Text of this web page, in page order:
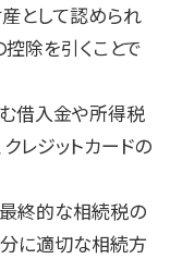
として認められ
除を引くことで
借入金や所得税
レジットカードの
最終的な相続税の
分に適切な相続方